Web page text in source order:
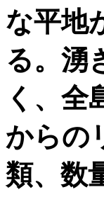
な平地
る。湧
く、全
からの
類、数